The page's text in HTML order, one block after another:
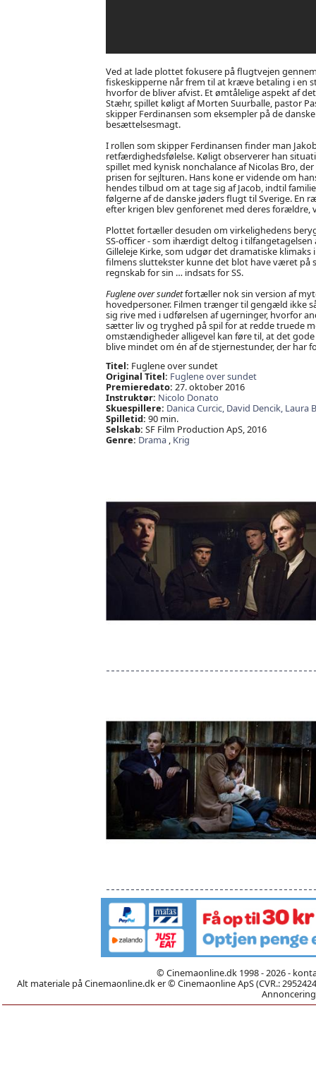
Ved at lade plottet fokusere på flugtvejen
fiskeskipperne når frem til at kræve betaling i en
hvorfor de bliver afvist. Et ømtålelige aspekt af
Stæhr, spillet køligt af Morten Suurballe, pastor
skipper Ferdinansen som eksempler på de
besættelsesmagt.
I rollen som skipper Ferdinansen finder man
retfærdighedsfølelse. Køligt observerer han
spillet med kynisk nonchalance af Nicolas Bro,
prisen for sejlturen. Hans kone er vidende om
hendes tilbud om at tage sig af Jacob, indtil
følgerne af de danske jøders flugt til Sverige. En
efter krigen blev genforenet med deres
Plottet fortæller desuden om virkelighedens
SS-officer - som ihærdigt deltog i
Gilleleje Kirke, som udgør det dramatiske
filmens sluttekster kunne det blot have været på
regnskab for sin … indsats for SS.
Fuglene over sundetfortæller nok sin version af
hovedpersoner. Filmen trænger til gengæld ikke
sig rive med i udførelsen af ugerninger, hvorfor
sætter liv og tryghed på spil for at redde truede
omstændigheder alligevel kan føre til, at det
blive mindet om én af de stjernestunder, der har
Titel: Fuglene over sundet
Original Titel: Fuglene over sundet
Premieredato: 27. oktober 2016
Instruktør: Nicolo Donato
Skuespillere: Danica Curcic, David Dencik, Laura
Spilletid: 90 min.
Selskab: SF Film Production ApS, 2016
Genre: Drama, Krig
© Cinemaonline.dk 1998 - 2026 -
Alt materiale på Cinemaonline.dk er © Cinemaonline ApS (CVR.: